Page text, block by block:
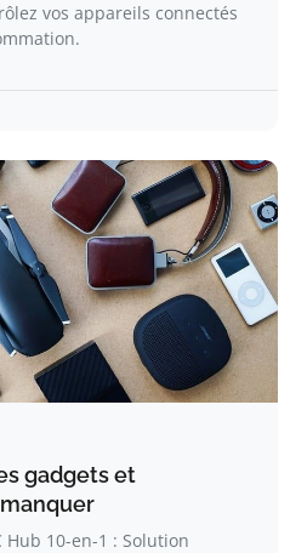
vos appareils connectés
gadgets et
Hub 10-en-1 : Solution